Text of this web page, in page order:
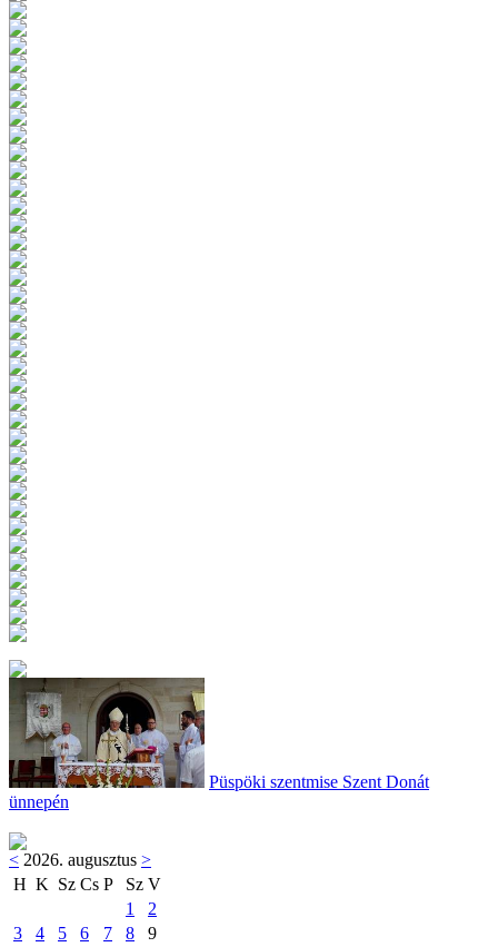
Püspöki szentmise Szent Donát
ünnepén
< 2026. augusztus >
H K Sz Cs P Sz V
1
2
3
4 5 6 7 8
9